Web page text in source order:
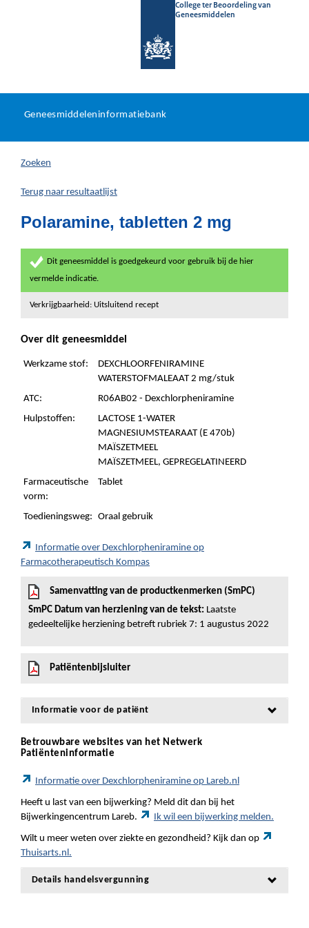
College ter Beoordeling van
Geneesmiddelen
U
hier:
Geneesmiddeleninformatiebank
Zoeken
Terug naar resultaatlijst
Polaramine, tabletten 2 mg
Dit geneesmiddel is goedgekeurd voor gebruik bij de hier
vermelde indicatie.
Verkrijgbaarheid: Uitsluitend recept
Over dit geneesmiddel
Werkzame stof:
DEXCHLOORFENIRAMINE
WATERSTOFMALEAAT 2 mg/stuk
ATC:
R06AB02 - Dexchlorpheniramine
Hulpstoffen:
LACTOSE 1-WATER
MAGNESIUMSTEARAAT (E 470b)
MAÏSZETMEEL
MAÏSZETMEEL, GEPREGELATINEERD
Farmaceutische
vorm:
Tablet
Toedieningsweg: Oraal gebruik
Informatie over Dexchlorpheniramine op
Farmacotherapeutisch Kompas
Samenvatting van de productkenmerken (SmPC)
SmPC Datum van herziening van de tekst: Laatste
gedeeltelijke herziening betreft rubriek 7: 1 augustus 2022
Patiëntenbijsluiter
Informatie voor de patiënt
Betrouwbare websites van het Netwerk
Patiënteninformatie
Informatie over Dexchlorpheniramine op Lareb.nl
Heeft u last van een bijwerking? Meld dit dan bij het
Bijwerkingencentrum Lareb.
Ik wil een bijwerking melden.
Wilt u meer weten over ziekte en gezondheid? Kijk dan op
Thuisarts.nl.
Details handelsvergunning